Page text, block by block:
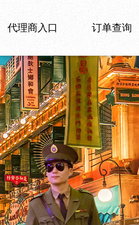
代理商入口 订单查询